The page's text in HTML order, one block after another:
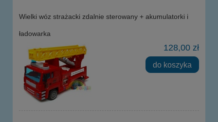
Wielki wóz strażacki zdalnie sterowany + akumulatorki i
ładowarka
128,00 zł
do koszyka